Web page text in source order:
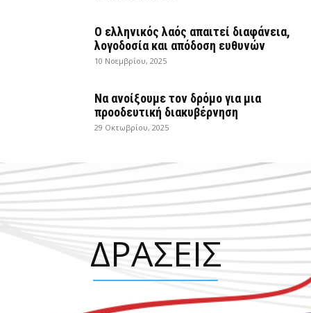
Ο ελληνικός λαός απαιτεί διαφάνεια,
λογοδοσία και απόδοση ευθυνών
10 Νοεμβρίου, 2025
Να ανοίξουμε τον δρόμο για μια
προοδευτική διακυβέρνηση
29 Οκτωβρίου, 2025
ΔΡΑΣΕΙΣ